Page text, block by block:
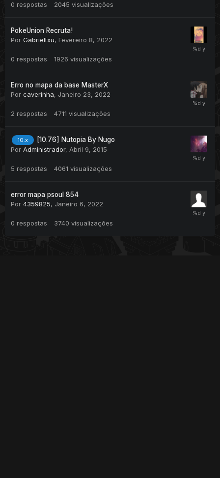
0 respostas 2045 visualizações
PokeUnion Recruta!
Por Gabrieltxu, Fevereiro 8, 2022
0 respostas 1926 visualizações
Erro no mapa da base MasterX
Por caverinha, Janeiro 23, 2022
2 respostas 4711 visualizações
10.x
[10.76] Nutopia By Nugo
Por Administrador, Abril 9, 2015
5 respostas 4061 visualizações
error mapa psoul 854
Por 4359825, Janeiro 6, 2022
0 respostas 3740 visualizações